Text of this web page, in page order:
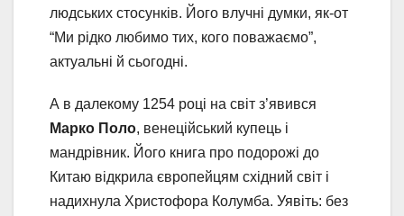
людських стосунків. Його влучні думки, як-от
“Ми рідко любимо тих, кого поважаємо”,
актуальні й сьогодні.
А в далекому 1254 році на світ з’явився
Марко Поло, венеційський купець і
мандрівник. Його книга про подорожі до
Китаю відкрила європейцям східний світ і
надихнула Христофора Колумба. Уявіть: без